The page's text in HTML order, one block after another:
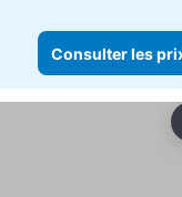
Consulter les